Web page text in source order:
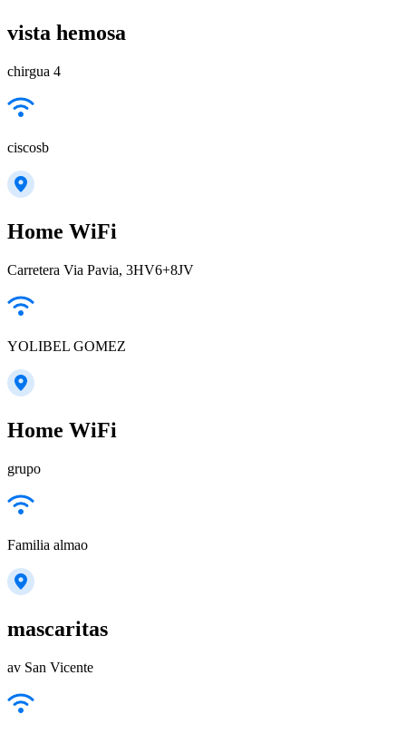
vista hemosa
chirgua 4
ciscosb
Home WiFi
Carretera Via Pavia, 3HV6+8JV
YOLIBEL GOMEZ
Home WiFi
grupo
Familia almao
mascaritas
av San Vicente